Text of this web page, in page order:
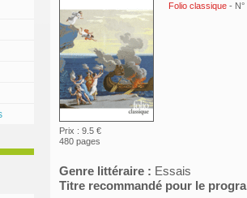
Prix : 9.5 €
480 pages
Folio classique - N°
Genre littéraire : Essais
Titre recommandé pour le